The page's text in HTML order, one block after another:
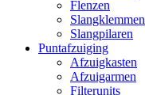
Flenzen
Slangklemmen
Slangpilaren
Puntafzuiging
Afzuigkasten
Afzuigarmen
Filterunits